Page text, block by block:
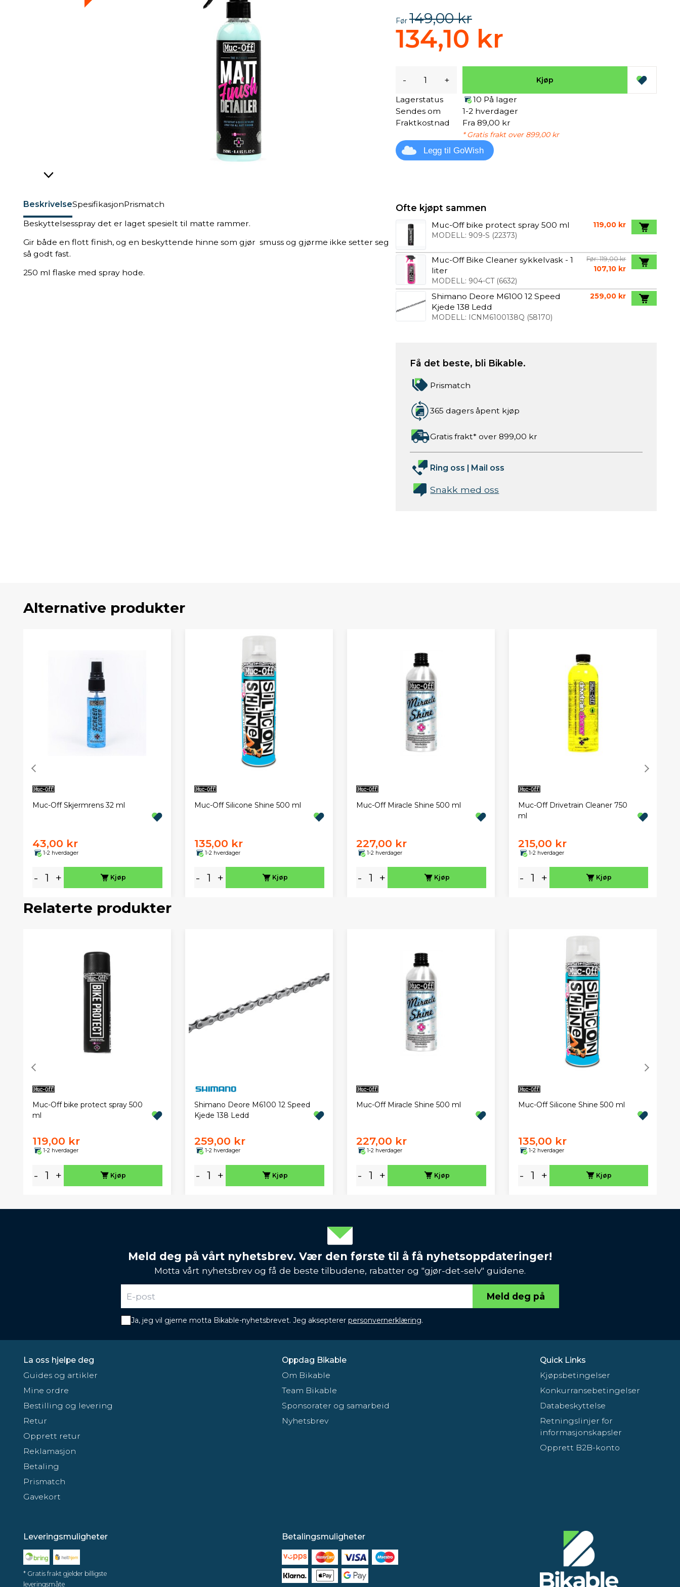
BeskrivelseSpesifikasjonPrismatch
Beskyttelsesspray det er laget spesielt til matte rammer.
Gir både en flott finish, og en beskyttende hinne som gjør smuss og gjørme ikke setter seg
så godt fast.
250 ml flaske med spray hode.
Før 149,00 kr
134,10 kr
- + Kjøp
Lagerstatus
10 På lager
Sendes om
1-2 hverdager
Fraktkostnad
Fra 89,00 kr
* Gratis frakt over 899,00 kr
Legg til GoWish
Ofte kjøpt sammen
Muc-Off bike protect spray 500 ml
MODELL: 909-S (22373)
119,00 kr
Muc-Off Bike Cleaner sykkelvask - 1
liter
MODELL: 904-CT(6632)
Før: 119,00 kr
107,10 kr
Shimano Deore M6100 12 Speed
Kjede 138 Ledd
MODELL: ICNM6100138Q (58170)
259,00 kr
Få det beste, bli Bikable.
Prismatch
365 dagers åpent kjøp
Gratis frakt* over 899,00 kr
Ring oss | Mail oss
Snakk med oss
Alternative produkter
Muc-Off Skjermrens 32 ml
43,00 kr
1-2 hverdager
- + Kjøp
Muc-Off Silicone Shine 500 ml
135,00 kr
1-2 hverdager
- + Kjøp
Muc-Off Miracle Shine 500 ml
227,00 kr
1-2 hverdager
- + Kjøp
Muc-Off Drivetrain Cleaner 750
ml
215,00 kr
1-2 hverdager
- + Kjøp
Relaterte produkter
Muc-Off bike protect spray 500
ml
119,00 kr
1-2 hverdager
- + Kjøp
Shimano Deore M6100 12 Speed
Kjede 138 Ledd
259,00 kr
1-2 hverdager
- + Kjøp
Muc-Off Miracle Shine 500 ml
227,00 kr
1-2 hverdager
- + Kjøp
Muc-Off Silicone Shine 500 ml
135,00 kr
1-2 hverdager
- + Kjøp
Meld deg på vårt nyhetsbrev. Vær den første til å få nyhetsoppdateringer!
Motta vårt nyhetsbrev og få de beste tilbudene, rabatter og "gjør-det-selv" guidene.
Meld deg på
Ja, jeg vil gjerne motta Bikable-nyhetsbrevet. Jeg aksepterer personvernerklæring.
La oss hjelpe deg
Guides og artikler
Mine ordre
Bestilling og levering
Retur
Opprett retur
Reklamasjon
Betaling
Prismatch
Gavekort
Oppdag Bikable
Om Bikable
Team Bikable
Sponsorater og samarbeid
Nyhetsbrev
Quick Links
Kjøpsbetingelser
Konkurransebetingelser
Databeskyttelse
Retningslinjer for
informasjonskapsler
Opprett B2B-konto
Leveringsmuligheter
* Gratis frakt gjelder billigste
leveringsmåte
Betalingsmuligheter